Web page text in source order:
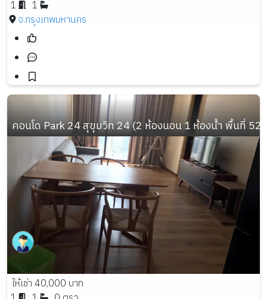
1
1
จ.กรุงเทพมหานคร
คอนโด Park 24 สุขุมวิท 24 (2 ห้องนอน 1 ห้องน้ำ พื้นที่
ให้เช่า 40,000 บาท